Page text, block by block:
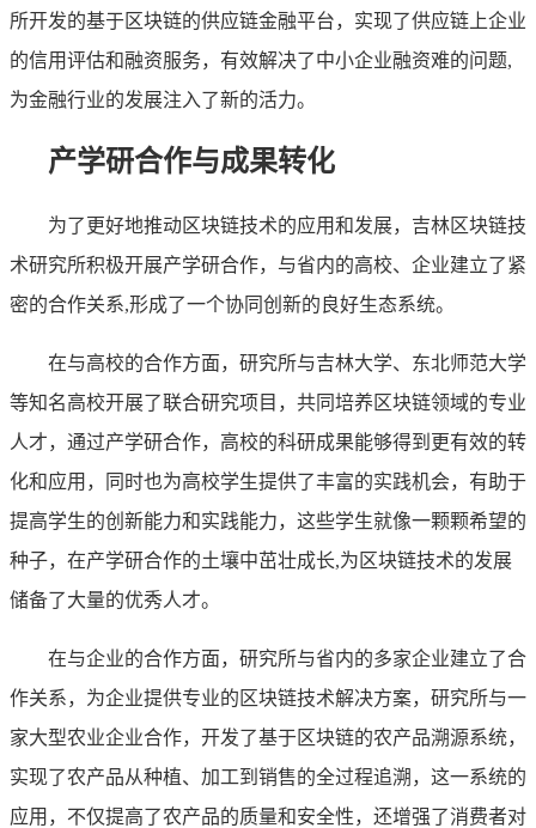
所开发的基于区块链的供应链金融平台，实现了供应链上企业
的信用评估和融资服务，有效解决了中小企业融资难的问题,
为金融行业的发展注入了新的活力。
产学研合作与成果转化
为了更好地推动区块链技术的应用和发展，吉林区块链技
术研究所积极开展产学研合作，与省内的高校、企业建立了紧
密的合作关系,形成了一个协同创新的良好生态系统。
在与高校的合作方面，研究所与吉林大学、东北师范大学
等知名高校开展了联合研究项目，共同培养区块链领域的专业
人才，通过产学研合作，高校的科研成果能够得到更有效的转
化和应用，同时也为高校学生提供了丰富的实践机会，有助于
提高学生的创新能力和实践能力，这些学生就像一颗颗希望的
种子，在产学研合作的土壤中茁壮成长,为区块链技术的发展
储备了大量的优秀人才。
在与企业的合作方面，研究所与省内的多家企业建立了合
作关系，为企业提供专业的区块链技术解决方案，研究所与一
家大型农业企业合作，开发了基于区块链的农产品溯源系统，
实现了农产品从种植、加工到销售的全过程追溯，这一系统的
应用，不仅提高了农产品的质量和安全性，还增强了消费者对